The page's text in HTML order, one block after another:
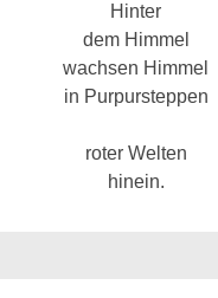
Hinter
dem Himmel
wachsen Himmel
in Purpursteppen
roter Welten
hinein.